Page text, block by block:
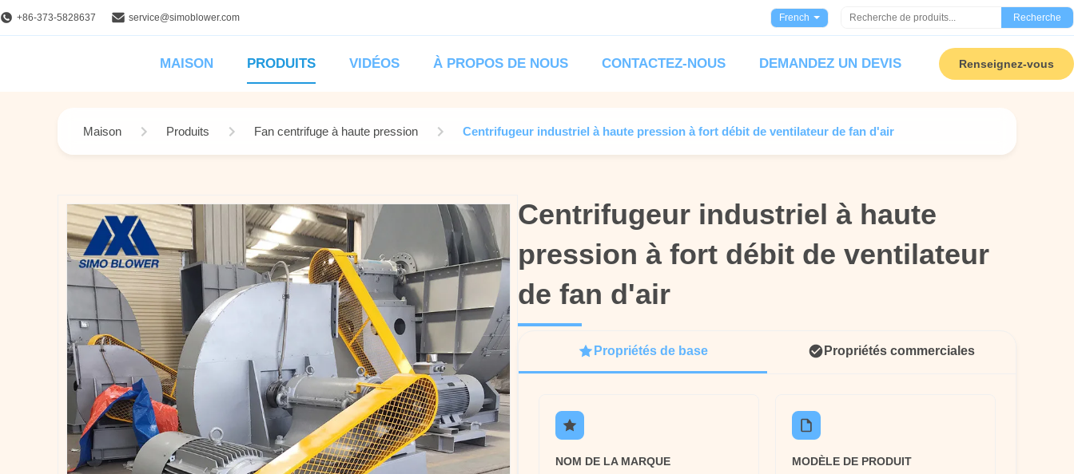
+86-373-5828637 service@simoblower.com French Recherche
MAISON PRODUITS VIDÉOS À PROPOS DE NOUS CONTACTEZ-NOUS DEMANDEZ UN DEVIS Renseignez-vous
Maison Produits Fan centrifuge à haute pression Centrifugeur industriel à haute pression à fort débit de ventilateur de fan d'air
Centrifugeur industriel à haute
pression à fort débit de ventilateur
de fan d'air
Centrifugeur industriel à haute
pression à fort débit de ventilateur
de fan d'air
Propriétés de base Propriétés commerciales
NOM DE LA MARQUE MODÈLE DE PRODUIT